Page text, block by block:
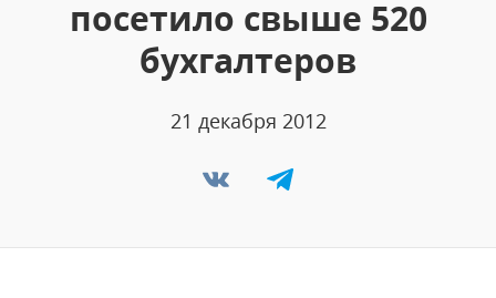
посетило свыше 520
бухгалтеров
21 декабря 2012